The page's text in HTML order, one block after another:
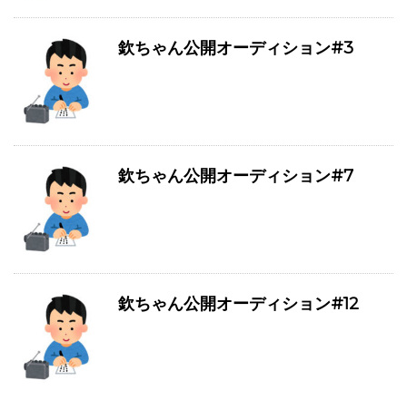
欽ちゃん公開オーディション#3
欽ちゃん公開オーディション#7
欽ちゃん公開オーディション#12